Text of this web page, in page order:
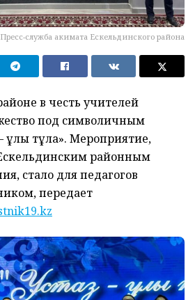
Пресс-служба акимата Ескельдинского района
в честь учителей
под символичным
ұлы тұлға». Мероприятие,
районным
стало для педагогов
передает